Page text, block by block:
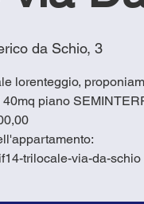
da Schio, 3
lorenteggio,
piano
trilocale-via-da-schio